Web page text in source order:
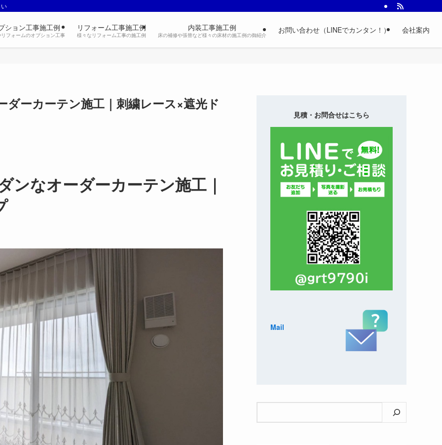
ション工事施工例
フォームのオプション工事
リフォーム工事施工例
様々なリフォーム工事の施工例
内装工事施工例
床の補修や張替など様々の床材の施工例の御紹介
お問い合わせ（LINEでカンタン！） 会社案内
ーカーテン施工｜刺繍レース×遮光ド
ンなオーダーカーテン施工｜
見積・お問合せはこちら
Mail